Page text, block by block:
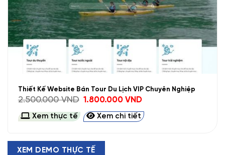
Thiết Kế Website Bán Tour Du Lịch VIP Chuyên Nghiệp
2.500.000VND Giá
gốc
là:
2.500.000 VND.
1.800.000VNDGiá
tại
là:
Xem thực tế Xem chi tiết
XEM DEMO THỰC TẾ